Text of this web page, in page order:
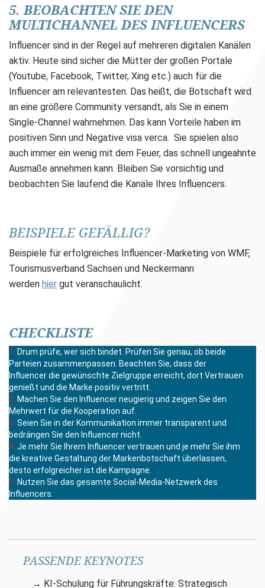
5. BEOBACHTEN SIE DEN
MULTICHANNEL DES INFLUENCERS
Influencer sind in der Regel auf mehreren digitalen Kanälen
aktiv. Heute sind sicher die Mütter der großen Portale
(Youtube, Facebook, Twitter, Xing etc.) auch für die
Influencer am relevantesten. Das heißt, die Botschaft wird
an eine größere Community versandt, als Sie in einem
Single-Channel wahrnehmen. Das kann Vorteile haben im
positiven Sinn und Negative visa verca. Sie spielen also
auch immer ein wenig mit dem Feuer, das schnell ungeahnte
Ausmaße annehmen kann. Bleiben Sie vorsichtig und
beobachten Sie laufend die Kanäle Ihres Influencers.
BEISPIELE GEFÄLLIG?
Beispiele für erfolgreiches Influencer-Marketing von WMF,
Tourismusverband Sachsen und Neckermann
werden hier gut veranschaulicht.
CHECKLISTE
Drum prüfe, wer sich bindet. Prüfen Sie genau, ob beide
Parteien zusammenpassen. Beachten Sie, dass der
Influencer die gewünschte Zielgruppe erreicht, dort Vertrauen
genießt und die Marke positiv vertritt.
Machen Sie den Influencer neugierig und zeigen Sie den
Mehrwert für die Kooperation auf.
Seien Sie in der Kommunikation immer transparent und
bedrängen Sie den Influencer nicht.
Je mehr Sie Ihrem Influencer vertrauen und je mehr Sie ihm
die kreative Gestaltung der Markenbotschaft überlassen,
desto erfolgreicher ist die Kampagne.
Nutzen Sie das gesamte Social-Media-Netzwerk des
Influencers.
PASSENDE KEYNOTES
→ KI-Schulung für Führungskräfte: Strategisch